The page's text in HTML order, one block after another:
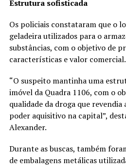
Estrutura sofisticada
Os policiais constataram que o
geladeira utilizados para o
substâncias, com o objetivo de
características e valor comercial.
“O suspeito mantinha uma
imóvel da Quadra 1106, com o
qualidade da droga que
poder aquisitivo na capital”,
Alexander.
Durante as buscas, também
de embalagens metálicas